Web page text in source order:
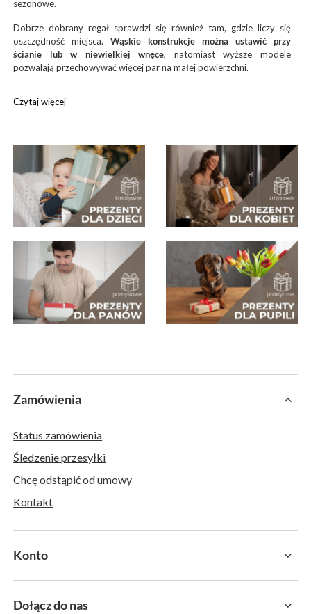
sezonowe.
Dobrze dobrany regał sprawdzi się również tam, gdzie liczy się
oszczędność miejsca.Wąskie konstrukcje można ustawić przy
ścianie lub w niewielkiej wnęce, natomiast wyższe modele
pozwalają przechowywać więcej par na małej powierzchni.
Czytaj więcej
Zamówienia
Status zamówienia
Śledzenie przesyłki
Chcę odstąpić od umowy
Kontakt
Konto
Dołącz do nas